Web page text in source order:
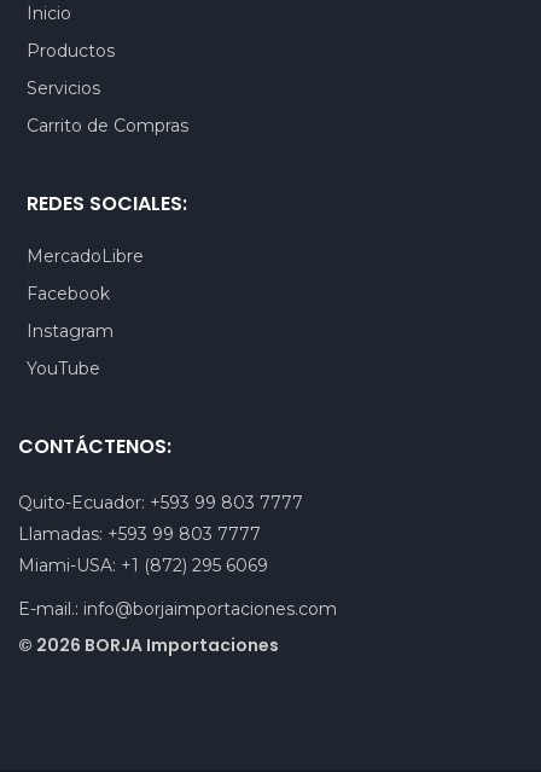
Inicio
Productos
Servicios
Carrito de Compras
REDES SOCIALES:
MercadoLibre
Facebook
Instagram
YouTube
CONTÁCTENOS:
Quito-Ecuador: +593 99 803 7777
Llamadas: +593 99 803 7777
Miami-USA: +1 (872) 295 6069
E-mail.: info@borjaimportaciones.com
© 2026 BORJA Importaciones